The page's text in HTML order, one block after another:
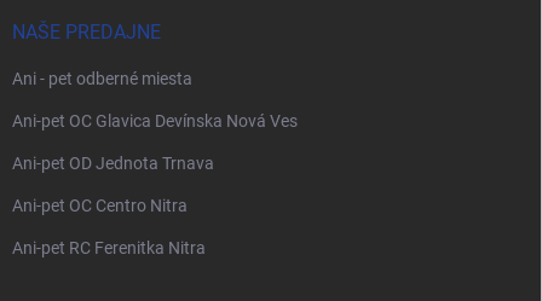
NAŠE PREDAJNE
Ani - pet odberné miesta
Ani-pet OC Glavica Devínska Nová Ves
Ani-pet OD Jednota Trnava
Ani-pet OC Centro Nitra
Ani-pet RC Ferenitka Nitra